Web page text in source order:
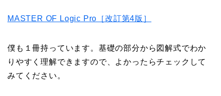
MASTER OF Logic Pro［改訂第4版］
僕も１冊持っています。基礎の部分から図解式でわか
りやすく理解できますので、よかったらチェックして
みてください。